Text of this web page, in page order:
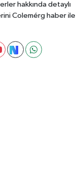
hakkında detaylı
Colemérg haber ile